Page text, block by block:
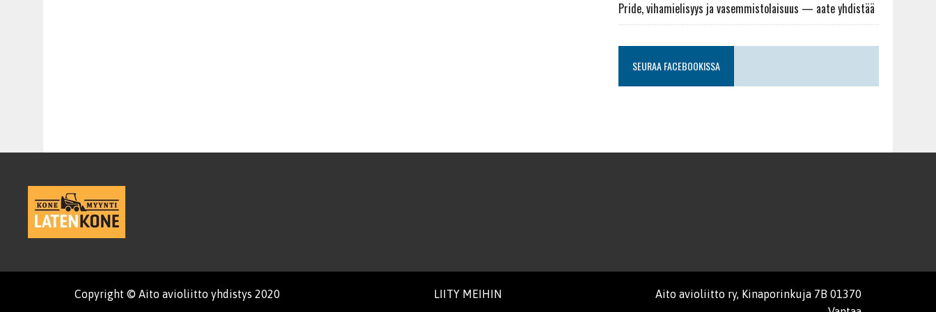
Pride, vihamielisyys ja vasemmistolaisuus — aate yhdistää
SEURAA FACEBOOKISSA
Copyright © Aito avioliitto yhdistys 2020 LIITY MEIHIN
Aito avioliitto ry, Kinaporinkuja 7B 01370